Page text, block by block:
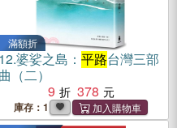
滿額折
12.婆娑之島： 平路台灣三部
曲（二）
9
378
庫存：1